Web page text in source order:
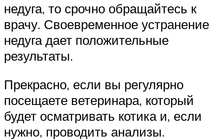
недуга, то срочно обращайтесь к
врачу. Своевременное устранение
недуга дает положительные
результаты.
Прекрасно, если вы регулярно
посещаете ветеринара, который
будет осматривать котика и, если
нужно, проводить анализы.